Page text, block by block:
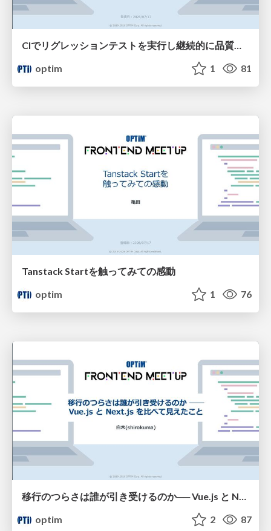
CIでリグレッションテストを実行し継続的に品質を担保する
optim
1 81
Tanstack Startを触ってみての感動
optim
1 76
移行のつらさは誰が引き受けるのか── Vue.js と Next.js を比べて見えたこと
optim
2 87